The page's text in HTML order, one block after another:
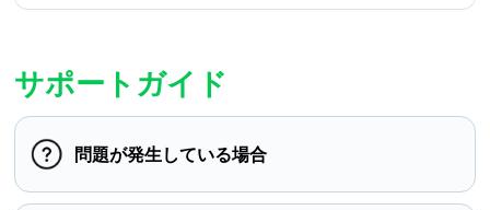
サポートガイド
問題が発生している場合